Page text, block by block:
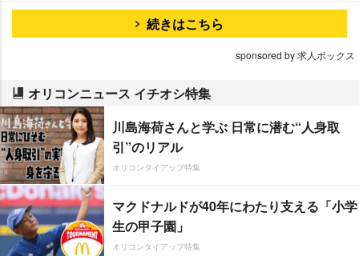
続きはこちら
sponsored by 求人ボックス
オリコンニュース イチオシ特集
川島海荷さんと学ぶ 日常に潜む“人身取
引”のリアル
オリコンタイアップ特集
マクドナルドが40年にわたり支える「小学
生の甲子園」
オリコンタイアップ特集